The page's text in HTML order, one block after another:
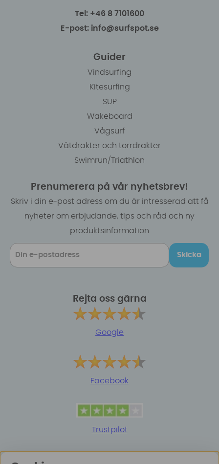
Tel: +46 8 7101600
E-post: info@surfspot.se
Guider
Vindsurfing
Kitesurfing
SUP
Wakeboard
Vågsurf
Våtdräkter och torrdräkter
Swimrun/Triathlon
Prenumerera på vår nyhetsbrev!
Skriv i din e-post adress om du är intresserad att få
nyheter om erbjudande, tips och råd och ny
produktsinformation
Skicka
Rejta oss gärna
Google
Facebook
Trustpilot